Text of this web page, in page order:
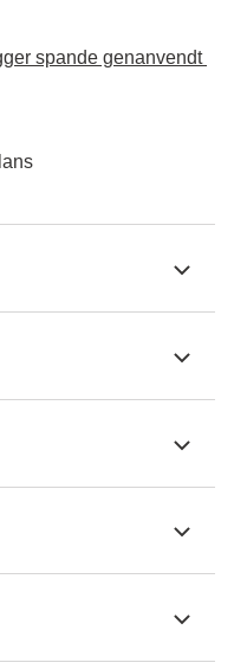
spande genanvendt